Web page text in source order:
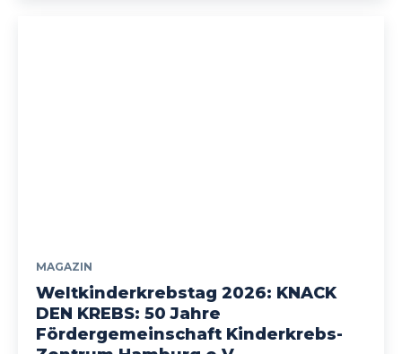
MAGAZIN
Weltkinderkrebstag 2026: KNACK
DEN KREBS: 50 Jahre
Fördergemeinschaft Kinderkrebs-